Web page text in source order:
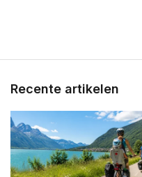
Recente artikelen